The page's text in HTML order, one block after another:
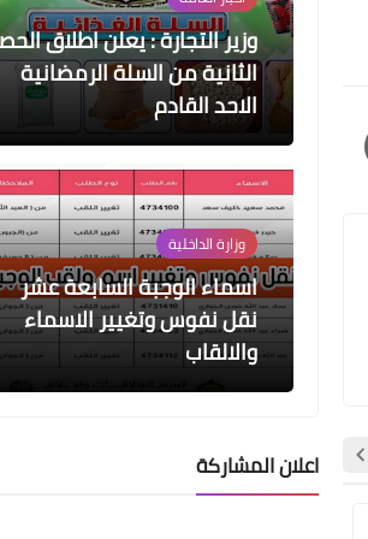
وزير التجارة : يعلن اطلاق
الثانية من السلة الرمضانية
الاحد القادم
وزارة الداخلية
اسماء الوجبة السابعة عشر
نقل نفوس وتغيير الاسماء
والالقاب
اعلان المشاركة